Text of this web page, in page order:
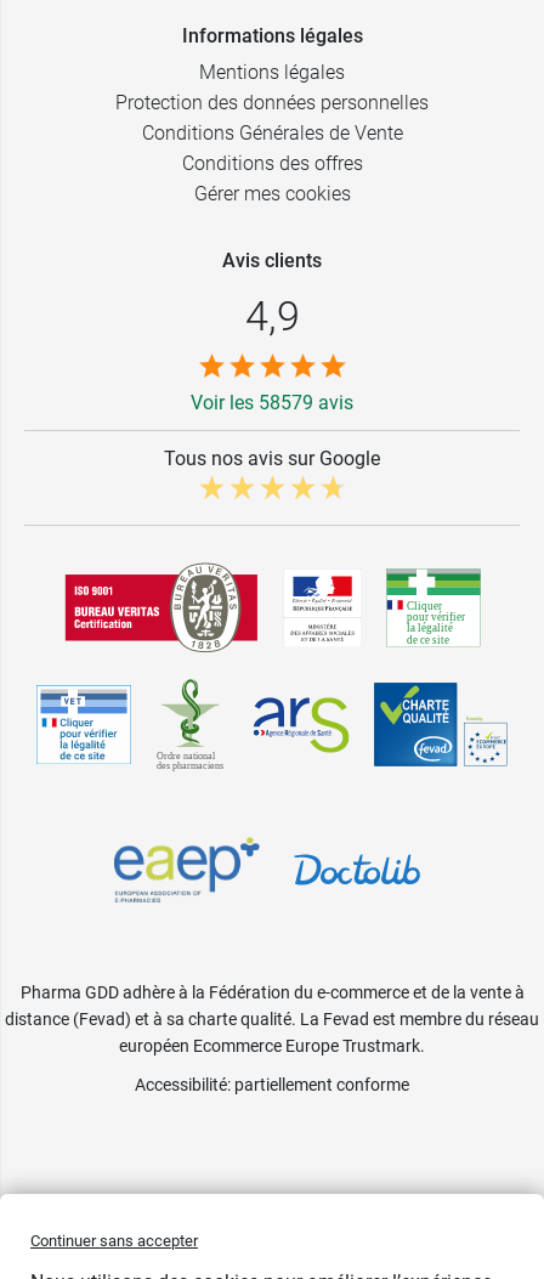
Informations légales
Mentions légales
Protection des données personnelles
Conditions Générales de Vente
Conditions des offres
Gérer mes cookies
Avis clients
4,9
Voir les 58579 avis
Tous nos avis sur Google
Pharma GDD adhère à la Fédération du e-commerce et de la vente à
distance (Fevad) et à sa charte qualité. La Fevad est membre du réseau
européen Ecommerce Europe Trustmark.
Accessibilité: partiellement conforme
Continuer sans accepter